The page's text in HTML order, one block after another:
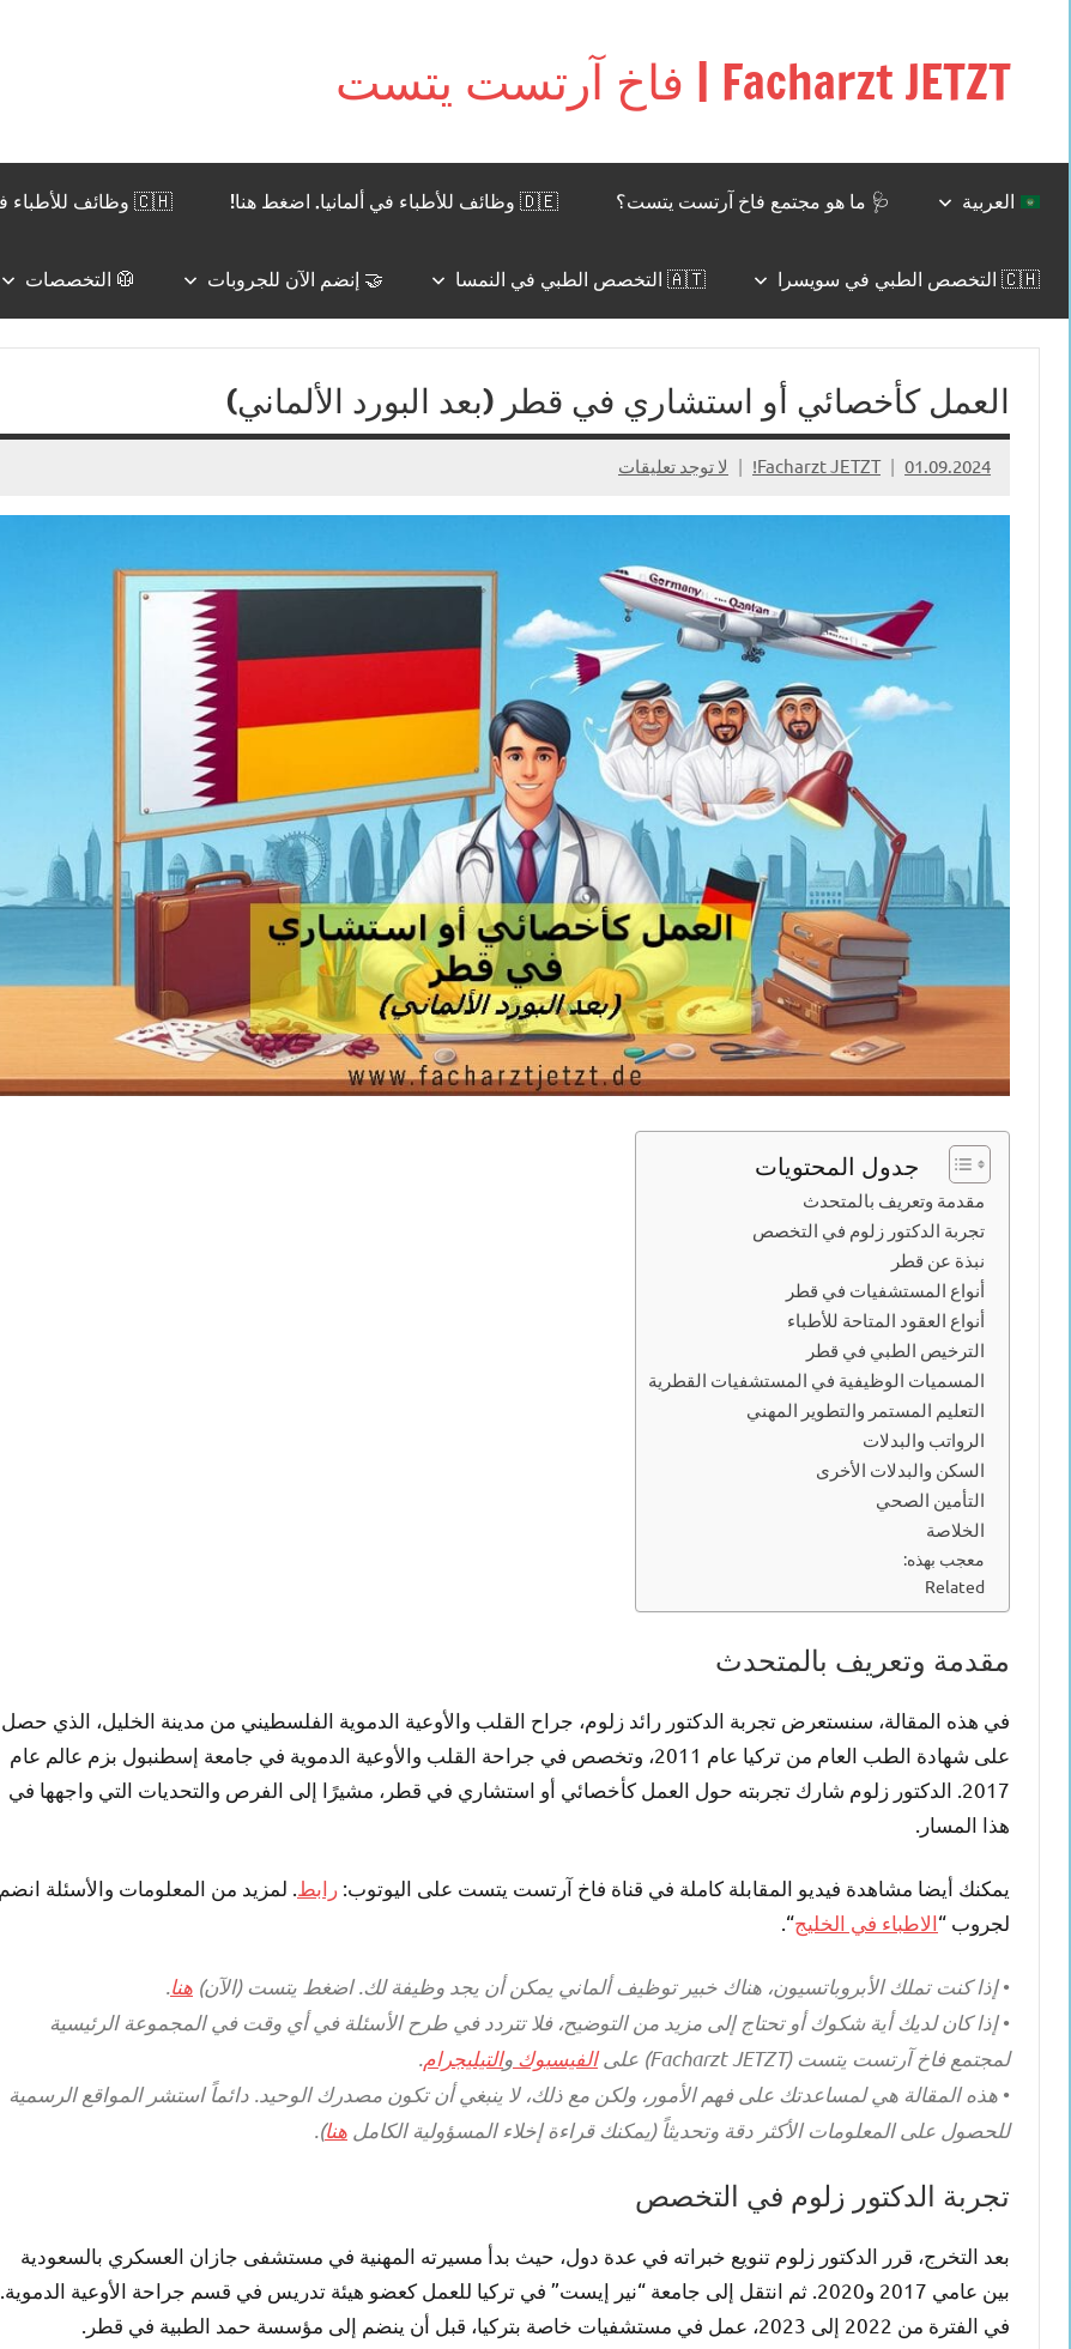
Facharzt JETZT | فاخ آرتست يتست
Free
community
for
doctors
Germany,
Switzerland,
and
العربية 🩺 ما هو مجتمع فاخ آرتست يتست؟ 🇩🇪 وظائف للأطباء في ألمانيا. اضغط هنا! 🇨🇭 وظائف للأطباء في سويسرا. اضغط هنا!
🇨🇭 التخصص الطبي في سويسرا 🇦🇹 التخصص الطبي في النمسا 🤝 إنضم الآن للجروبات 🥼 التخصصات
العمل كأخصائي أو استشاري في قطر (بعد البورد الألماني)
01.09.2024
Facharzt JETZT! لا توجد تعليقات
جدول المحتويات
مقدمة وتعريف بالمتحدث
تجربة الدكتور زلوم في التخصص
نبذة عن قطر
أنواع المستشفيات في قطر
أنواع العقود المتاحة للأطباء
الترخيص الطبي في قطر
المسميات الوظيفية في المستشفيات القطرية
التعليم المستمر والتطوير المهني
الرواتب والبدلات
السكن والبدلات الأخرى
التأمين الصحي
الخلاصة
معجب بهذه:
Related
مقدمة وتعريف بالمتحدث
في هذه المقالة، سنستعرض تجربة الدكتور رائد زلوم، جراح القلب والأوعية الدموية الفلسطيني من مدينة الخليل، الذي حصل
على شهادة الطب العام من تركيا عام 2011، وتخصص في جراحة القلب والأوعية الدموية في جامعة إسطنبول بزم عالم عام
2017. الدكتور زلوم شارك تجربته حول العمل كأخصائي أو استشاري في قطر، مشيرًا إلى الفرص والتحديات التي واجهها في
هذا المسار.
يمكنك أيضا مشاهدة فيديو المقابلة كاملة في قناة فاخ آرتست يتست على اليوتوب: رابط
. لمزيد من المعلومات والأسئلة انضم
لجروب “الاطباء في الخليج“.
•إذا كنت تملك الأبروباتسيون، هناك خبير توظيف ألماني يمكن أن يجد وظيفة لك. اضغط يتست (الآن) هنا.
•إذا كان لديك أية شكوك أو تحتاج إلى مزيد من التوضيح، فلا تتردد في طرح الأسئلة في أي وقت في المجموعة الرئيسية
لمجتمع فاخ آرتست يتست (Facharzt JETZT) على
الفيسبوك والتيليجرام.
• هذه المقالة هي لمساعدتك على فهم الأمور، ولكن مع ذلك، لا ينبغي أن تكون مصدرك الوحيد. دائماً استشر المواقع الرسمية
للحصول على المعلومات الأكثر دقة وتحديثاً (يمكنك قراءة إخلاء المسؤولية الكامل هنا).
تجربة الدكتور زلوم في التخصص
بعد التخرج، قرر الدكتور زلوم تنويع خبراته في عدة دول، حيث بدأ مسيرته المهنية في مستشفى جازان العسكري بالسعودية
بين عامي 2017 و2020. ثم انتقل إلى جامعة “نير إيست” في تركيا للعمل كعضو هيئة تدريس في قسم جراحة الأوعية الدموية.
في الفترة من 2022 إلى 2023، عمل في مستشفيات خاصة بتركيا، قبل أن ينضم إلى مؤسسة حمد الطبية في قطر.